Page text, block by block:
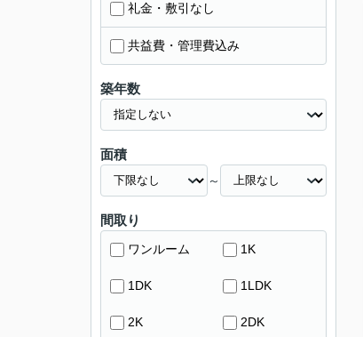
礼金・敷引なし
共益費・管理費込み
築年数
面積
～
間取り
ワンルーム 1K
1DK 1LDK
2K 2DK